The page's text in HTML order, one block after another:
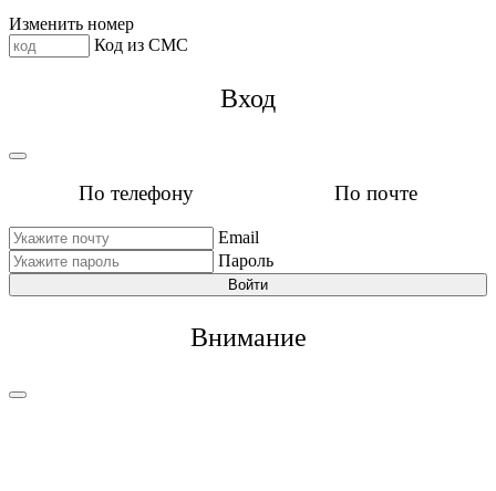
Изменить номер
Код из СМС
Вход
По телефону По почте
Email
Пароль
Войти
Внимание